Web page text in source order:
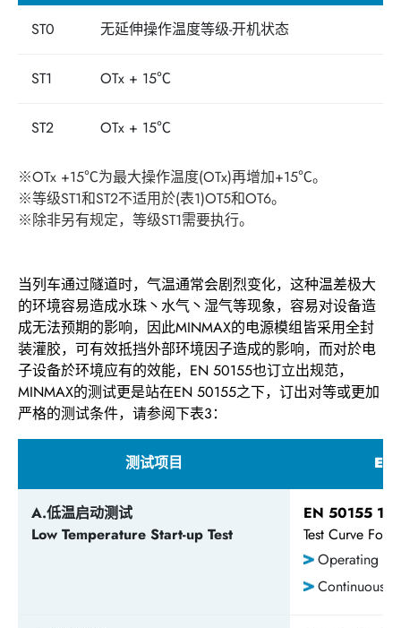
ST0 无延伸操作温度等级-开机状态
ST1 OTx + 15℃
ST2 OTx + 15℃
※OTx +15℃为最大操作温度(OTx)再增加+15℃。
※等级ST1和ST2不适用於(表1)OT5和OT6。
※除非另有规定，等级ST1需要执行。
当列车通过隧道时，气温通常会剧烈变化，这种温差极大
的环境容易造成水珠丶水气丶湿气等现象，容易对设备造
成无法预期的影响，因此MINMAX的电源模组皆采用全封
装灌胶，可有效抵挡外部环境因子造成的影响，而对於电
子设备於环境应有的效能，EN 50155也订立出规范，
MINMAX的测试更是站在EN 50155之下，订出对等或更加
严格的测试条件，请参阅下表3：
测试项目
A.低温启动测试
Low Temperature Start-up Test
EN 50155
Test Curve
Operating
Continuous